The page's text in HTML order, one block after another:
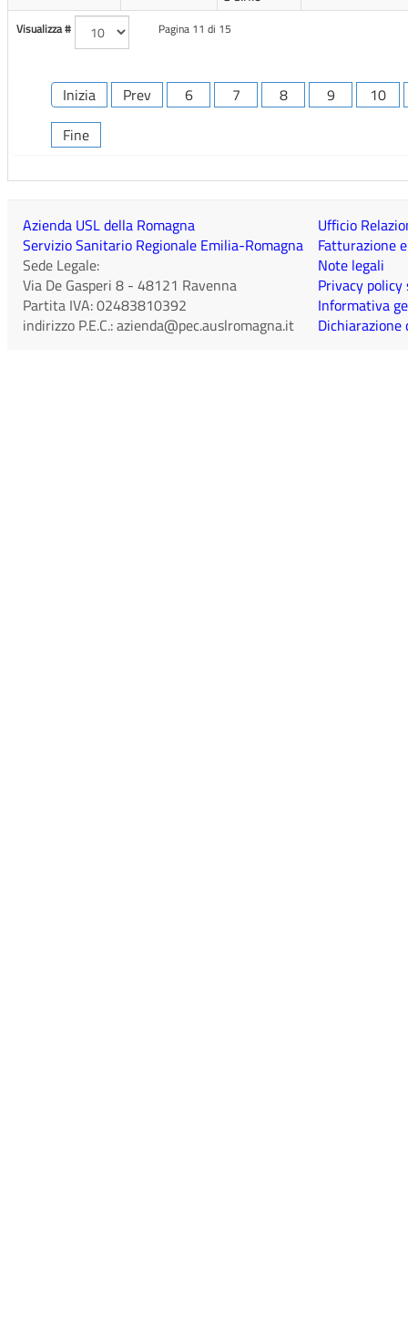
Visualizza # Pagina 11 di 15
Inizia Prev 6 7 8 9
10
Fine
Azienda USL della Romagna
Servizio Sanitario Regionale Emilia-Romagna
Sede Legale:
Via De Gasperi 8 - 48121 Ravenna
Partita IVA:02483810392
indirizzo P.E.C.:azienda@pec.auslromagna.it
Ufficio
Fatturazione
Note legali
Privacy
Informativa
Dichiarazione